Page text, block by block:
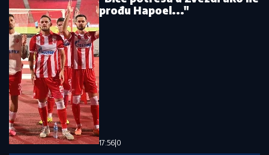
prođu Hapoel..."
17:56 0